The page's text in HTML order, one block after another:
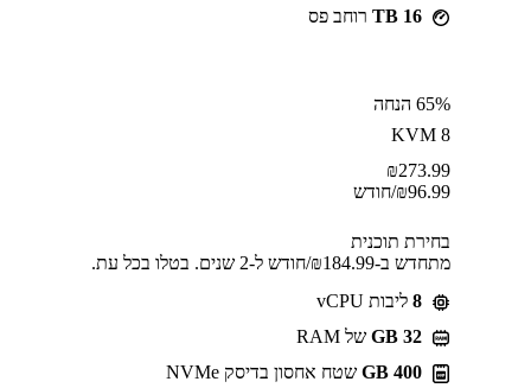
16 TB
רוחב פס
65% הנחה
KVM 8
273.99
₪
96.99
₪/חודש
בחירת תוכנית
מתחדש ב-⁦184.99⁩₪/חודש ל-2 שנים. בטלו בכל עת.
8 ליבות vCPU
GB 32 של RAM
400 GB
שטח אחסון בדיסק NVMe